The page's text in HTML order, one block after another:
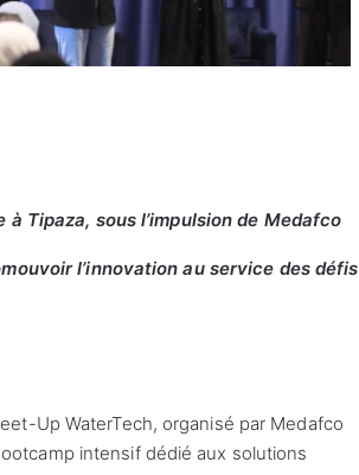
Tipaza, sous l’impulsion de Medafco
l’innovation au service des défis
Up WaterTech, organisé par Medafco
intensif dédié aux solutions